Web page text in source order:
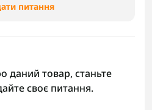
питання
даний товар, станьте
своє питання.